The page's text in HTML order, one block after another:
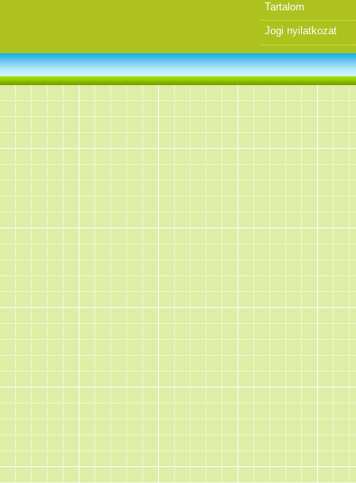
Tartalom
Jogi nyilatkozat